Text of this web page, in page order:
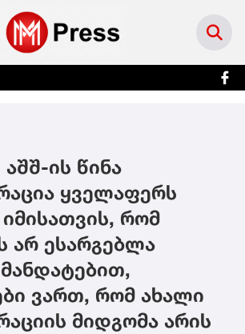
ის წინა
ყველაფერს
რომ
არ ესარგებლა
ვართ, რომ ახალი
მიდგომა არის